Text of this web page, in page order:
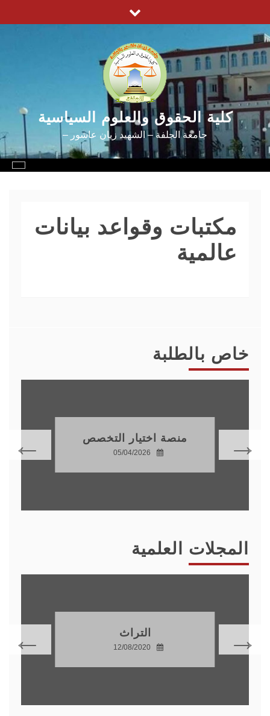
to
content
كلية الحقوق والعلوم السياسية
جامعة الجلفة – الشهيد زيان عاشور –
مكتبات وقواعد بيانات
عالمية
خاص بالطلبة
منصة اختيار التخصص
05/04/2026
المجلات العلمية
التراث
12/08/2020